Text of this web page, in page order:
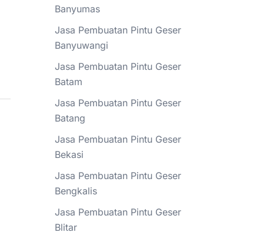
Banyumas
Jasa Pembuatan Pintu Geser
Banyuwangi
Jasa Pembuatan Pintu Geser
Batam
Jasa Pembuatan Pintu Geser
Batang
Jasa Pembuatan Pintu Geser
Bekasi
Jasa Pembuatan Pintu Geser
Bengkalis
Jasa Pembuatan Pintu Geser
Blitar